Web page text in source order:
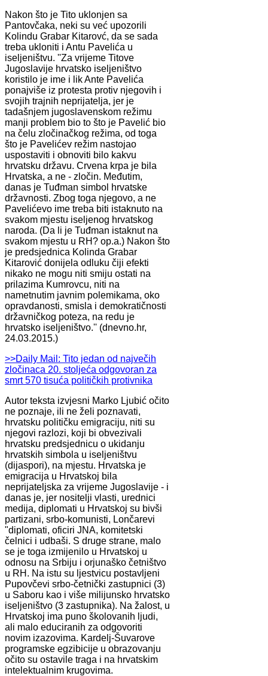
Nakon što je Tito uklonjen sa
Pantovčaka, neki su već upozorili
Kolindu Grabar Kitarovć, da se sada
treba ukloniti i Antu Pavelića u
iseljeništvu. ''Za vrijeme Titove
Jugoslavije hrvatsko iseljeništvo
koristilo je ime i lik Ante Pavelića
ponajviše iz protesta protiv njegovih i
svojih trajnih neprijatelja, jer je
tadašnjem jugoslavenskom režimu
manji problem bio to što je Pavelić bio
na čelu zločinačkog režima, od toga
što je Pavelićev režim nastojao
uspostaviti i obnoviti bilo kakvu
hrvatsku državu. Crvena krpa je bila
Hrvatska, a ne - zločin. Međutim,
danas je Tuđman simbol hrvatske
državnosti. Zbog toga njegovo, a ne
Pavelićevo ime treba biti istaknuto na
svakom mjestu iseljenog hrvatskog
naroda. (Da li je Tuđman istaknut na
svakom mjestu u RH? op.a.) Nakon što
je predsjednica Kolinda Grabar
Kitarović donijela odluku čiji efekti
nikako ne mogu niti smiju ostati na
prilazima Kumrovcu, niti na
nametnutim javnim polemikama, oko
opravdanosti, smisla i demokratičnosti
državničkog poteza, na redu je
hrvatsko iseljeništvo.'' (dnevno.hr,
24.03.2015.)
>>Daily Mail: Tito jedan od največih
zločinaca 20. stoljeća odgovoran za
smrt 570 tisuća političkih protivnika
Autor teksta izvjesni Marko Ljubić očito
ne poznaje, ili ne želi poznavati,
hrvatsku političku emigraciju, niti su
njegovi razlozi, koji bi obvezivali
hrvatsku predsjednicu o ukidanju
hrvatskih simbola u iseljeništvu
(dijaspori), na mjestu. Hrvatska je
emigracija u Hrvatskoj bila
neprijateljska za vrijeme Jugoslavije - i
danas je, jer nositelji vlasti, urednici
medija, diplomati u Hrvatskoj su bivši
partizani, srbo-komunisti, Lončarevi
"diplomati, oficiri JNA, komitetski
čelnici i udbaši. S druge strane, malo
se je toga izmijenilo u Hrvatskoj u
odnosu na Srbiju i orjunaško četništvo
u RH. Na istu su ljestvicu postavljeni
Pupovčevi srbo-četnički zastupnici (3)
u Saboru kao i više milijunsko hrvatsko
iseljeništvo (3 zastupnika). Na žalost, u
Hrvatskoj ima puno školovanih ljudi,
ali malo educiranih za odgovoriti
novim izazovima. Kardelj-Šuvarove
programske egzibicije u obrazovanju
očito su ostavile traga i na hrvatskim
intelektualnim krugovima.